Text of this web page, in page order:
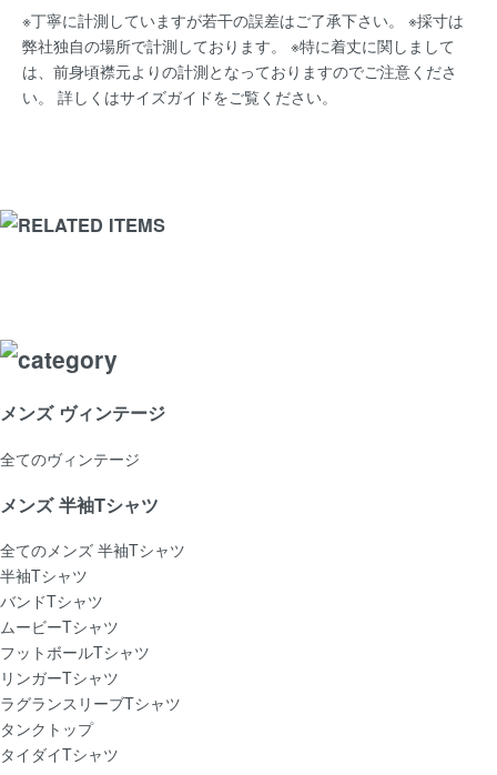
※丁寧に計測していますが若干の誤差はご了承下さい。 ※採寸は
弊社独自の場所で計測しております。 ※特に着丈に関しまして
は、前身頃襟元よりの計測となっておりますのでご注意くださ
い。 詳しくはサイズガイドをご覧ください。
メンズ ヴィンテージ
全てのヴィンテージ
メンズ 半袖Tシャツ
全てのメンズ 半袖Tシャツ
半袖Tシャツ
バンドTシャツ
ムービーTシャツ
フットボールTシャツ
リンガーTシャツ
ラグランスリーブTシャツ
タンクトップ
タイダイTシャツ